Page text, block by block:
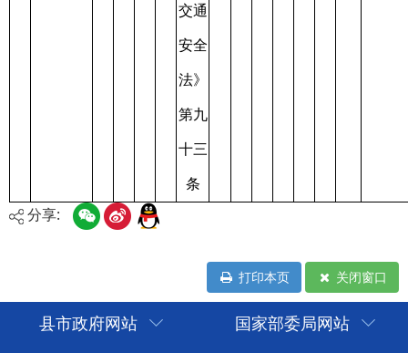
分享:
打印本页 关闭窗口
县市政府网站
国家部委局网站